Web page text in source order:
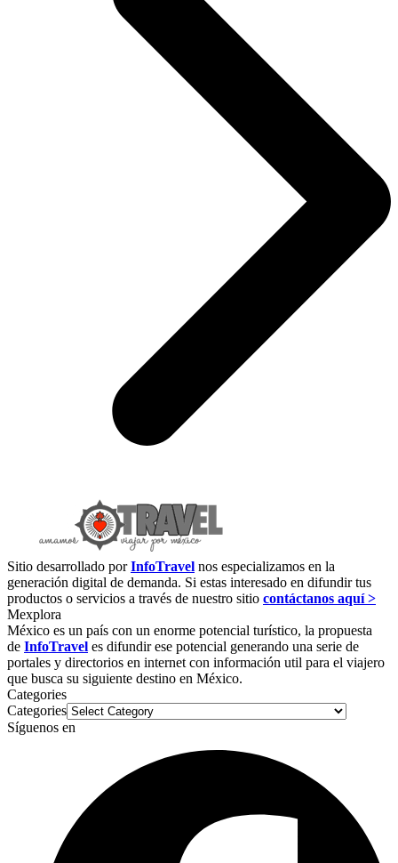
Sitio desarrollado porInfoTravel nos especializamos en la
generación digital de demanda. Si estas interesado en difundir tus
productos o servicios a través de nuestro sitio contáctanos aquí >
Mexplora
México es un país con un enorme potencial turístico, la propuesta
de InfoTravel es difundir ese potencial generando una serie de
portales y directorios en internet con información util para el viajero
que busca su siguiente destino en México.
Categories
Categories
Síguenos en